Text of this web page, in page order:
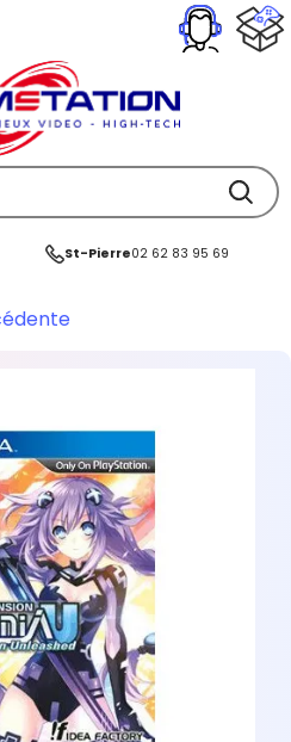
St-Pierre02 62 83 95 69